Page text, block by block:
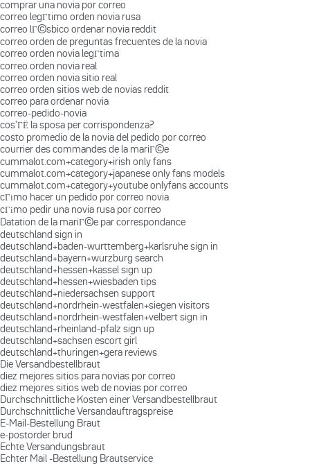
comprar una novia por correo
correo legГ­timo orden novia rusa
correo lГ©sbico ordenar novia reddit
correo orden de preguntas frecuentes de la novia
correo orden novia legГ­tima
correo orden novia real
correo orden novia sitio real
correo orden sitios web de novias reddit
correo para ordenar novia
correo-pedido-novia
cos'ГЁ la sposa per corrispondenza?
costo promedio de la novia del pedido por correo
courrier des commandes de la mariГ©e
cummalot.com+category+irish only fans
cummalot.com+category+japanese only fans models
cummalot.com+category+youtube onlyfans accounts
cГіmo hacer un pedido por correo novia
cГіmo pedir una novia rusa por correo
Datation de la mariГ©e par correspondance
deutschland sign in
deutschland+baden-wurttemberg+karlsruhe sign in
deutschland+bayern+wurzburg search
deutschland+hessen+kassel sign up
deutschland+hessen+wiesbaden tips
deutschland+niedersachsen support
deutschland+nordrhein-westfalen+siegen visitors
deutschland+nordrhein-westfalen+velbert sign in
deutschland+rheinland-pfalz sign up
deutschland+sachsen escort girl
deutschland+thuringen+gera reviews
Die Versandbestellbraut
diez mejores sitios para novias por correo
diez mejores sitios web de novias por correo
Durchschnittliche Kosten einer Versandbestellbraut
Durchschnittliche Versandauftragspreise
E-Mail-Bestellung Braut
e-postorder brud
Echte Versandungsbraut
Echter Mail -Bestellung Brautservice